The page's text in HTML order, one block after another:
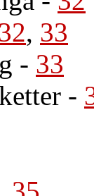
, 33
- 33
-